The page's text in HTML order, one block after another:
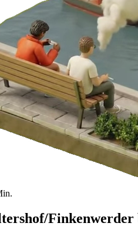
Finkenwerder